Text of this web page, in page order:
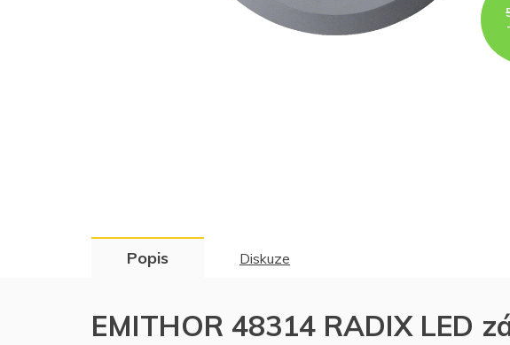
Popis Diskuze
EMITHOR 48314 RADIX LED